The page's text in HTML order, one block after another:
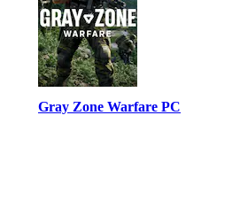
Gray Zone Warfare PC